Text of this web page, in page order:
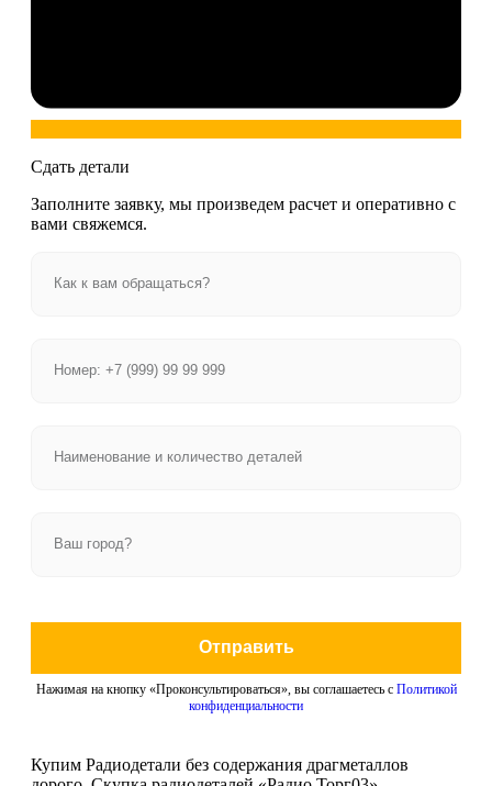
Сдать детали
Заполните заявку, мы произведем расчет и оперативно с
вами свяжемся.
Отправить
Нажимая на кнопку «Проконсультироваться», вы соглашаетесь с Политикой
конфиденциальности
Купим Радиодетали без содержания драгметаллов